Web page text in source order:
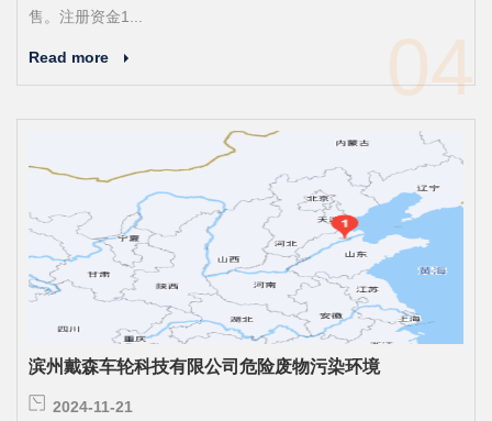
售。注册资金1...
Read more 04
滨州戴森车轮科技有限公司危险废物污染环境
2024-11-21